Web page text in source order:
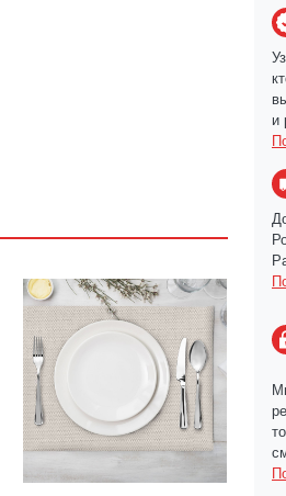
и